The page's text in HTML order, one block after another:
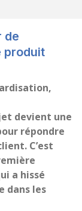
de
produit
devient une
répondre
C’est
a hissé
dans les